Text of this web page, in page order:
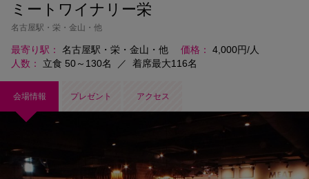
ミートワイナリー栄
名古屋駅・栄・金山・他
最寄り駅 名古屋駅・栄・金山・他 価格
4,000円/人
人数
立食 50～130名 ／ 着席最大116名
会場情報 プレゼント アクセス